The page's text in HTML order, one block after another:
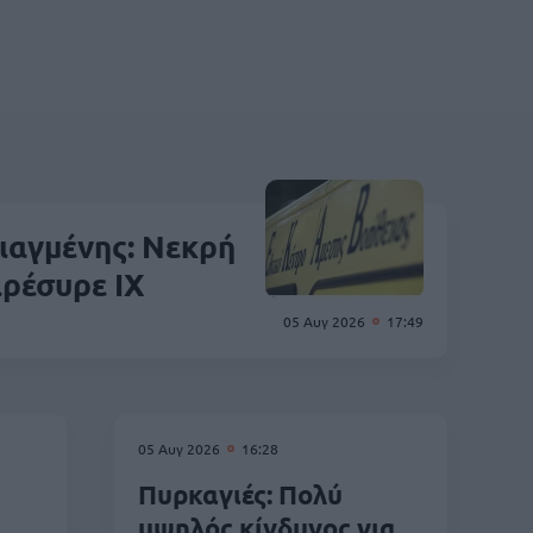
05 Αυγ 2026 17:49
Νεκρή
ΙΧ
05 Αυγ 2026 16:28
Πυρκαγιές: Πολύ